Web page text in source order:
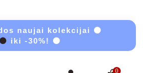
naujai kolekcijai ⚫
⚫ iki -30%! ⚫
0